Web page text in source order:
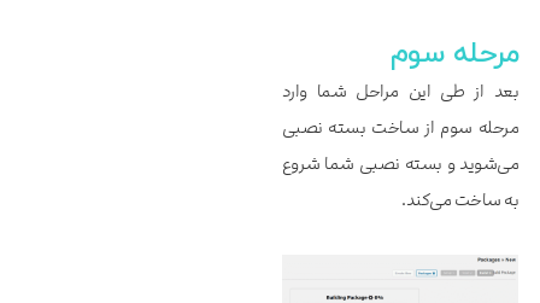
مرحله سوم
بعد از طی این مراحل شما وارد
مرحله سوم از ساخت بسته نصبی
می‌شوید و بسته نصبی شما شروع
به ساخت می‌کند.